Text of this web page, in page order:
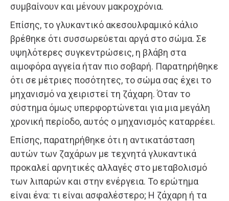
συμβαίνουν και μένουν μακροχρόνια.
Επίσης, το γλυκαντικό ακεσουλφαμικό κάλιο
βρέθηκε ότι συσσωρεύεται αργά στο σώμα. Σε
υψηλότερες συγκεντρώσεις, η βλάβη στα
αιμοφόρα αγγεία ήταν πιο σοβαρή. Παρατηρήθηκε
ότι σε μέτριες ποσότητες, το σώμα σας έχει το
μηχανισμό να χειριστεί τη ζάχαρη. Όταν το
σύστημα όμως υπερφορτώνεται για μια μεγάλη
χρονική περίοδο, αυτός ο μηχανισμός καταρρέει.
Επίσης, παρατηρήθηκε ότι η αντικατάσταση
αυτών των ζαχάρων με τεχνητά γλυκαντικά
προκαλεί αρνητικές αλλαγές στο μεταβολισμό
των λιπαρών και στην ενέργεια. Το ερώτημα
είναι ένα: τι είναι ασφαλέστερο; Η ζάχαρη ή τα